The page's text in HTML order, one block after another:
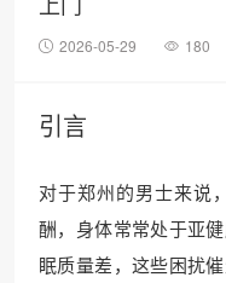
2026-05-29 180
引言
对于郑州的男士来说
酬，身体常常处于亚
眠质量差，这些困扰